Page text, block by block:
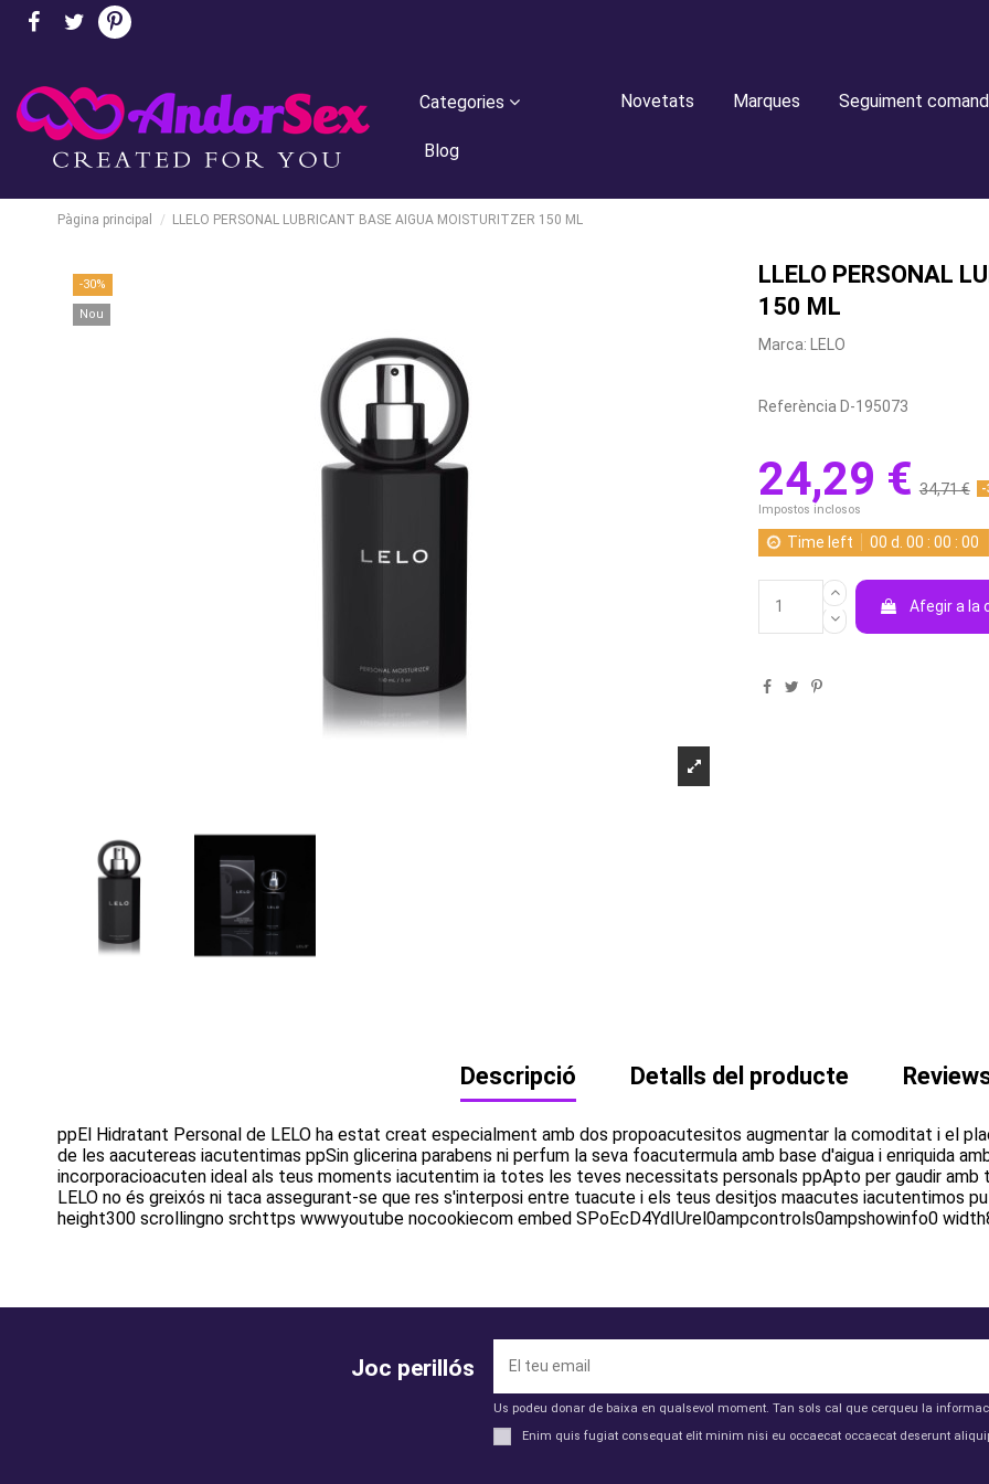
Categories Novetats Marques Seguiment
Blog
Pàgina principal LLELO PERSONAL LUBRICANT BASE AIGUA MOISTURITZER 150 ML
-30%
Nou
LLELO PERSONAL
150 ML
Marca: LELO
Referència D-195073
24,29 € 34,71 €
-
Impostos inclosos
Time left 00 d. 00 :00 :00
Afegir a la
Descripció Detalls del producte
ppEl Hidratant Personal de LELO ha estat creat especialment amb dos propoacutesitos augmentar la comoditat i el
de les aacutereas iacutentimas ppSin glicerina parabens ni perfum la seva foacutermula amb base d'aigua i enriquida
incorporacioacuten ideal als teus moments iacutentim ia totes les teves necessitats personals ppApto per gaudir
LELO no és greixós ni taca assegurant-se que res s'interposi entre tuacute i els teus desitjos maacutes iacutentimos
height300 scrollingno srchttps wwwyoutube nocookiecom embed SPoEcD4YdIUrel0ampcontrols0ampshowinfo0
Joc perillós
Us podeu donar de baixa en qualsevol moment. Tan sols cal que cerqueu la
Enim quis fugiat consequat elit minim nisi eu occaecat occaecat deserunt